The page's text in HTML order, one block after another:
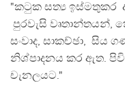
"කටුක සත්‍ය ඉස්මතුකර
පුරවැසි වෘතාන්තයන්,
සංවාද, සාකච්ඡා, සිය
නිශ්පාදනය කර ඇත.
චැනලයට."